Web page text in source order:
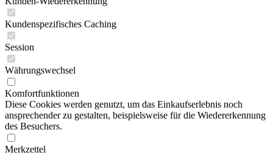
Kundenspezifisches Caching
Session
Währungswechsel
Komfortfunktionen
Diese Cookies werden genutzt, um das Einkaufserlebnis noch
ansprechender zu gestalten, beispielsweise für die Wiedererkennung
des Besuchers.
Merkzettel